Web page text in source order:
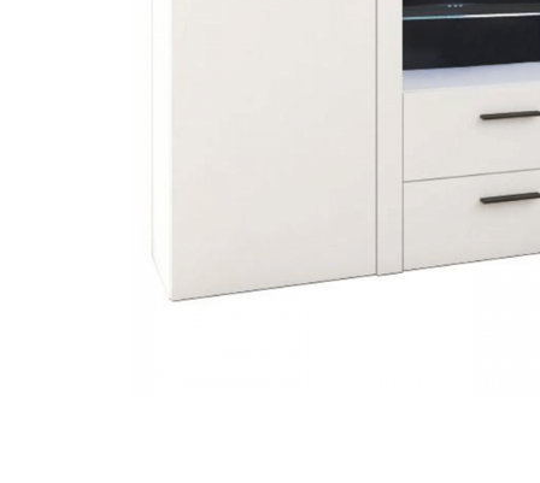
Chiuvete bucatarie